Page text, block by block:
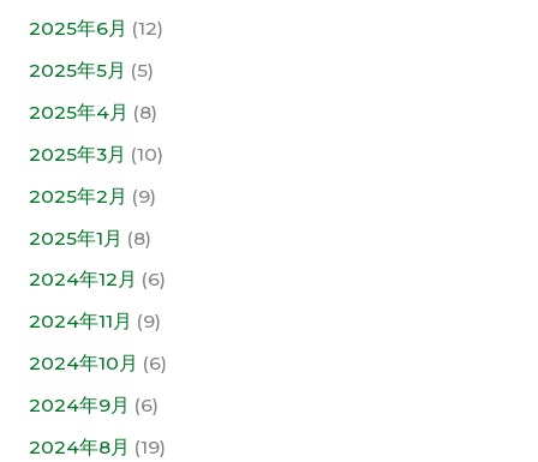
2025年6月 (12)
2025年5月 (5)
2025年4月 (8)
2025年3月 (10)
2025年2月 (9)
2025年1月 (8)
2024年12月 (6)
2024年11月 (9)
2024年10月 (6)
2024年9月 (6)
2024年8月 (19)